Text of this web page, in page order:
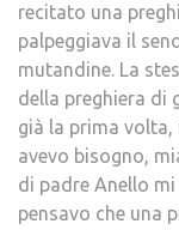
recitato una
palpeggiava il
mutandine. La
della preghiera di
già la prima volta,
avevo bisogno,
di padre Anello
pensavo che una